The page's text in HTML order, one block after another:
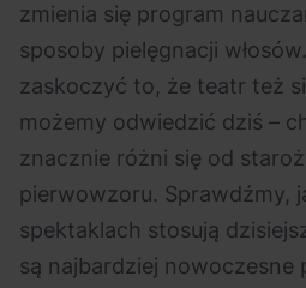
Scena Impostora 06.08.2026
Kto jest
prawdziwym fanem
Chivasa?
zmienia się program
sposoby pielęgnacji
zaskoczyć to, że teatr też
możemy odwiedzić dziś –
znacznie różni się od
pierwowzoru. Sprawdźmy,
spektaklach stosują
są najbardziej nowoczesne